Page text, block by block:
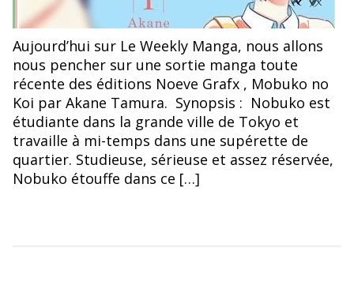
Aujourd’hui sur Le Weekly Manga, nous allons
nous pencher sur une sortie manga toute
récente des éditions Noeve Grafx , Mobuko no
Koi par Akane Tamura. Synopsis : Nobuko est
étudiante dans la grande ville de Tokyo et
travaille à mi-temps dans une supérette de
quartier. Studieuse, sérieuse et assez réservée,
Nobuko étouffe dans ce […]